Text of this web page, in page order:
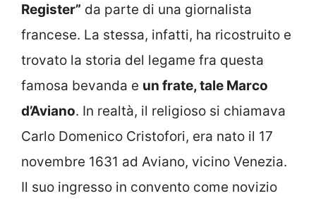
Register” da parte di una giornalista
francese. La stessa, infatti, ha ricostruito e
trovato la storia del legame fra questa
famosa bevanda e un frate, tale Marco
d’Aviano. In realtà, il religioso si chiamava
Carlo Domenico Cristofori, era nato il 17
novembre 1631 ad Aviano, vicino Venezia.
Il suo ingresso in convento come novizio